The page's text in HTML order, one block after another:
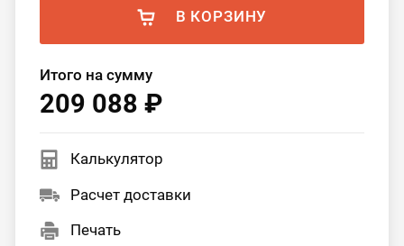
В КОРЗИНУ
Итого на сумму
209 088 ₽
Калькулятор
Расчет доставки
Печать